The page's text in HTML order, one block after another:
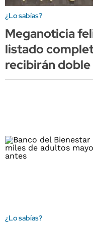
¿Lo sabías?
Meganoticia
listado
recibirán
¿Lo sabías?